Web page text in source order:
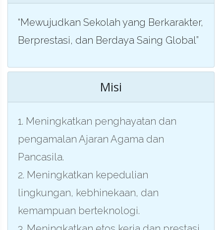
“Mewujudkan Sekolah yang Berkarakter,
Berprestasi, dan Berdaya Saing Global”
Misi
1. Meningkatkan penghayatan dan
pengamalan Ajaran Agama dan
Pancasila.
2. Meningkatkan kepedulian
lingkungan, kebhinekaan, dan
kemampuan berteknologi.